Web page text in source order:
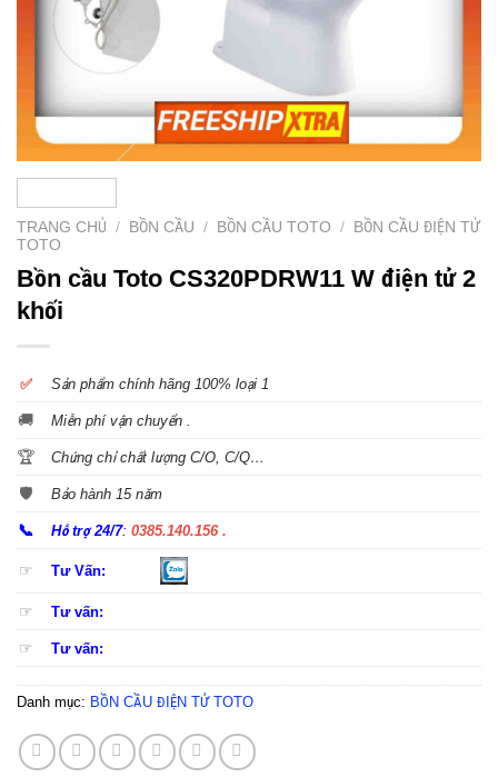
TRANG CHỦ / BỒN CẦU / BỒN CẦU TOTO /
BỒN CẦU ĐIỆN TỬ
TOTO
Bồn cầu Toto CS320PDRW11 W điện tử 2
khối
✅ Sản phẩm chính hãng 100% loại 1
🚚 Miễn phí vận chuyển .
🏆 Chứng chỉ chất lượng C/O, C/Q…
🛡️ Bảo hành 15 năm
📞 Hỗ trợ 24/7:0385.140.156 .
☞ Tư Vấn:
☞ Tư vấn:
☞ Tư vấn:
Danh mục: BỒN CẦU ĐIỆN TỬ TOTO